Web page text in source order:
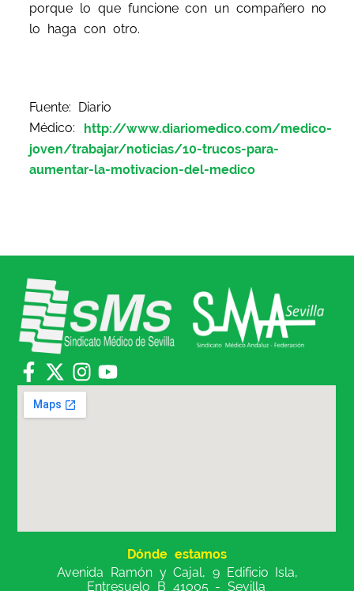
porque lo que funcione con un compañero no
lo haga con otro.
Fuente: Diario
Médico:
http://www.diariomedico.com/medico-
joven/trabajar/noticias/10-trucos-para-
aumentar-la-motivacion-del-medico
Dónde estamos
Avenida Ramón y Cajal, 9 Edificio Isla,
Entresuelo B 41005 - Sevilla